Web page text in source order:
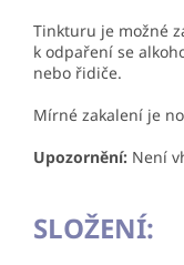
Tinkturu je možné
k odpaření se
nebo řidiče.
Mírné zakalení je
Upozornění: Není
SLOŽENÍ: